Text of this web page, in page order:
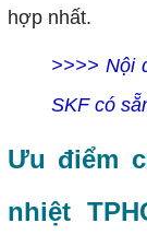
hợp nhất.
>>>> Nội
SKF có
Ưu điểm
nhiệt